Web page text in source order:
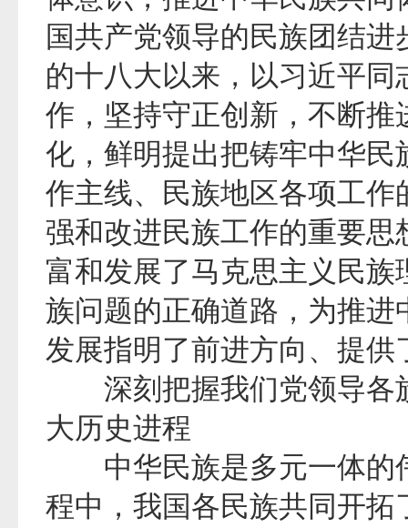
国共产党领导的民族团结
的十八大以来，以习近平
作，坚持守正创新，不断
化，鲜明提出把铸牢中华
作主线、民族地区各项工
强和改进民族工作的重要
富和发展了马克思主义民
族问题的正确道路，为推
发展指明了前进方向、提供
深刻把握我们党领导各
大历史进程
中华民族是多元一体的
程中，我国各民族共同开